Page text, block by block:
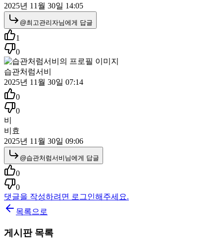
2025년 11월 30일 14:05
@최고관리자님에게 답글
1
0
습관처럼서비
2025년 11월 30일 07:14
0
0
비
비효
2025년 11월 30일 09:06
@습관처럼서비 님에게 답글
0
0
댓글을 작성하려면 로그인해주세요.
목록으로
게시판 목록